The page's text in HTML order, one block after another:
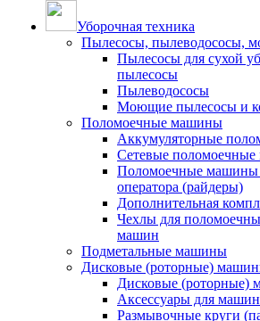
Уборочная техника
Пылесосы, пылеводососы,
Пылесосы для сухой
пылесосы
Пылеводососы
Моющие пылесосы и
Поломоечные машины
Аккумуляторные
Сетевые
Поломоечные машины
оператора (райдеры)
Дополнительная
Чехлы для
машин
Подметальные машины
Дисковые (роторные)
Дисковые (роторные)
Аксессуары для
Размывочные круги